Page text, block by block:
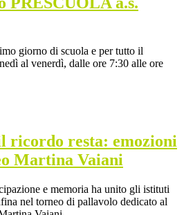
giorno di scuola e per tutto il
al venerdì, dalle ore 7:30 alle ore
ricordo resta: emozioni
Martina Vaiani
e memoria ha unito gli istituti
nel torneo di pallavolo dedicato al